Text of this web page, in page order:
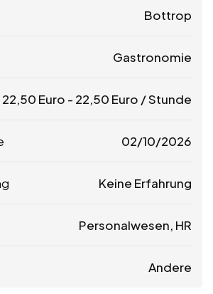
Bottrop
Gastronomie
22,50 Euro - 22,50 Euro / Stunde
02/10/2026
Keine Erfahrung
Personalwesen, HR
Andere